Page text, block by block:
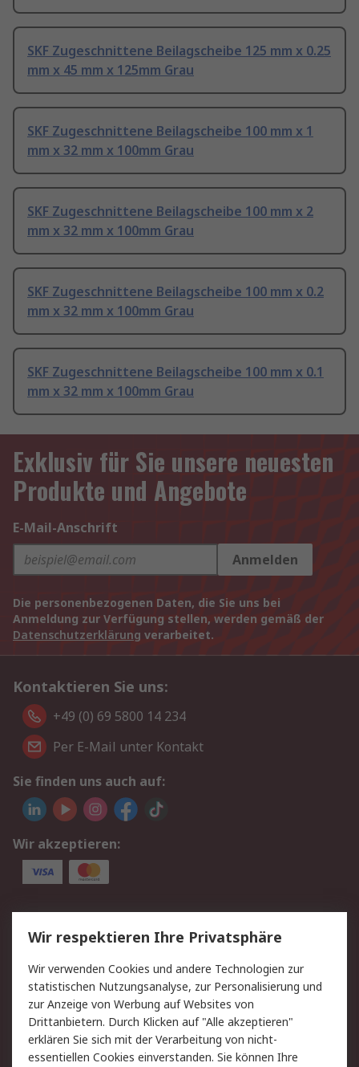
SKF Zugeschnittene Beilagscheibe 125 mm x 0.25
mm x 45 mm x 125mm Grau
SKF Zugeschnittene Beilagscheibe 100 mm x 1
mm x 32 mm x 100mm Grau
SKF Zugeschnittene Beilagscheibe 100 mm x 2
mm x 32 mm x 100mm Grau
SKF Zugeschnittene Beilagscheibe 100 mm x 0.2
mm x 32 mm x 100mm Grau
SKF Zugeschnittene Beilagscheibe 100 mm x 0.1
mm x 32 mm x 100mm Grau
Exklusiv für Sie unsere neuesten
Produkte und Angebote
E-Mail-Anschrift
Anmelden
Die personenbezogenen Daten, die Sie uns bei
Anmeldung zur Verfügung stellen, werden gemäß der
Datenschutzerklärung verarbeitet.
Kontaktieren Sie uns:
+49 (0) 69 5800 14 234
Per E-Mail unter Kontakt
Sie finden uns auch auf:
Wir akzeptieren:
Service
Value Added Services
Lieferlösungen
Rücksendungen
Kontakt
Hilfe
Privatkunden
Rechtliches
Wir respektieren Ihre Privatsphäre
Wir verwenden Cookies und andere Technologien zur
statistischen Nutzungsanalyse, zur Personalisierung und
zur Anzeige von Werbung auf Websites von
Drittanbietern. Durch Klicken auf "Alle akzeptieren"
erklären Sie sich mit der Verarbeitung von nicht-
essentiellen Cookies einverstanden. Sie können Ihre